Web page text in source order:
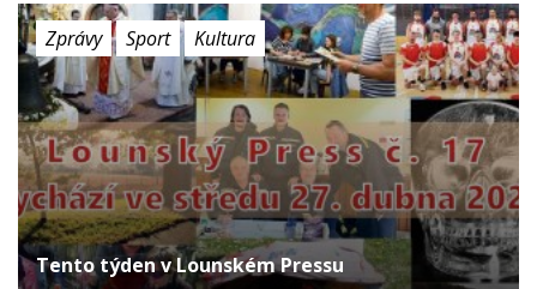
Zprávy Sport Kultura
Tento týden v Lounském Pressu